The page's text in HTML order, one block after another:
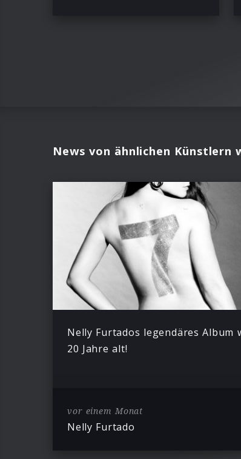
News von ähnlichen Künstlern
Nelly Furtados legendäres Album
20 Jahre alt!
vor einem Monat
Nelly Furtado